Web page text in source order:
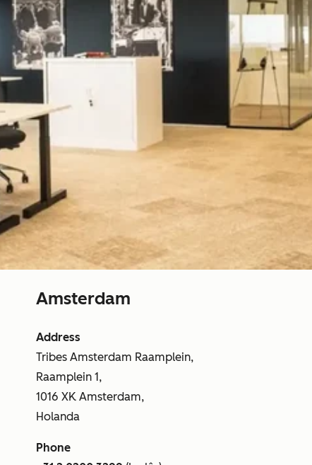
Amsterdam
Address
Tribes Amsterdam Raamplein,
Raamplein 1,
1016 XK Amsterdam,
Holanda
Phone